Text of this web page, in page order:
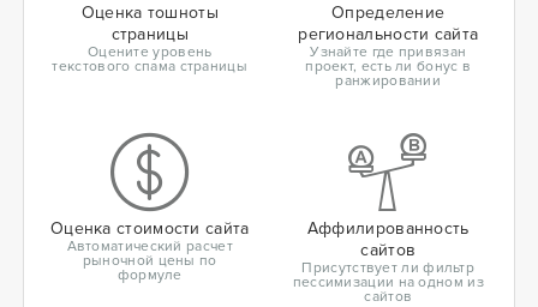
Оценка тошноты
страницы
Оцените уровень
текстового спама страницы
Определение
региональности сайта
Узнайте где привязан
проект, есть ли бонус в
ранжировании
Оценка стоимости сайта
Автоматический расчет
рыночной цены по
формуле
Аффилированность
сайтов
Присутствует ли фильтр
пессимизации на одном из
сайтов